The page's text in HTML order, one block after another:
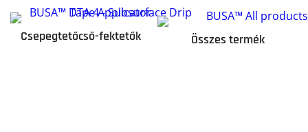
Csepegtetőcső-fektetők Összes termék